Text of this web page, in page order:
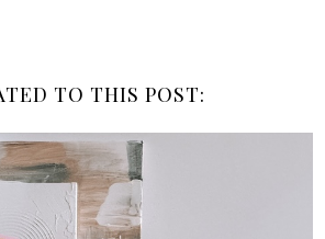
TO THIS POST: